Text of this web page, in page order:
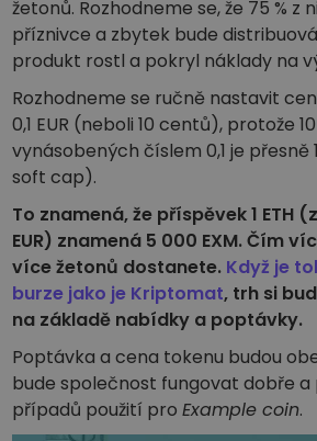
žetonů. Rozhodneme se, že 75 % z
příznivce a zbytek bude
produkt rostl a pokryl náklady na
Rozhodneme se ručně nastavit
0,1 EUR (neboli 10 centů), protože
vynásobených číslem 0,1 je přesně
soft cap).
To znamená, že příspěvek 1 ETH
EUR) znamená 5 000 EXM. Čím
více žetonů dostanete. Když je
burze jako je Kriptomat, trh si
na základě nabídky a poptávky.
Poptávka a cena tokenu budou
bude společnost fungovat dobře
případů použití proExample coin.